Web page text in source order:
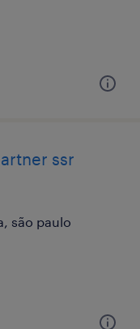
ssr
são paulo